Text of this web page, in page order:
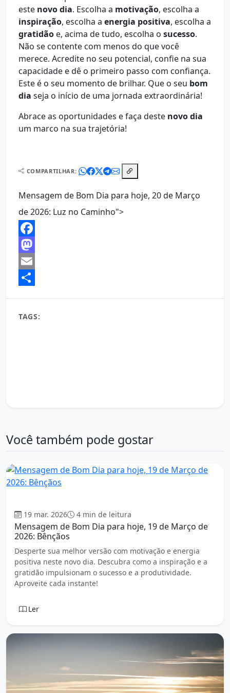
este novo dia. Escolha a motivação, escolha a
inspiração, escolha a energia positiva, escolha a
gratidão e, acima de tudo, escolha o sucesso.
Não se contente com menos do que você
merece. Acredite no seu potencial, confie na sua
capacidade e dê o primeiro passo com confiança.
Este é o seu momento de brilhar. Que o seu bom
dia seja o início de uma jornada extraordinária!
Abrace as oportunidades e faça deste novo dia
um marco na sua trajetória!
COMPARTILHAR:
Mensagem de Bom Dia para hoje, 20 de Março
de 2026: Luz no Caminho">
Facebook
Mastodon
Email
TAGS:
Você também pode gostar
19 mar. 2026 4 min de leitura
Mensagem de Bom Dia para hoje, 19 de Março de
2026: Bênçãos
Desperte sua melhor versão com motivação e energia
positiva neste novo dia. Descubra como a inspiração e a
gratidão impulsionam o sucesso e a produtividade.
Aproveite cada instante!
Ler